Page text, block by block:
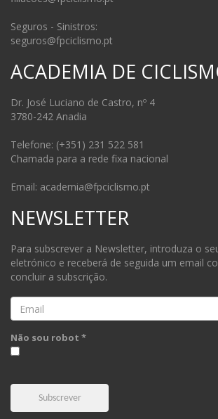
Seguros - Sinistros:
seguros@fpciclismo.pt
ACADEMIA DE
Dr. José Luciano de Castro, nº 4
3780-242 Anadia
Telefone: (+351) 231 522 581
Chamada para a rede fixa nacional
Email: academia@fpciclismo.pt
NEWSLETTER
Para subscrever a Newsletter, introduza o
eletrónico e receberá de seguida um email
concluir a subscrição.
Email
Não sou robot *
Subscrever